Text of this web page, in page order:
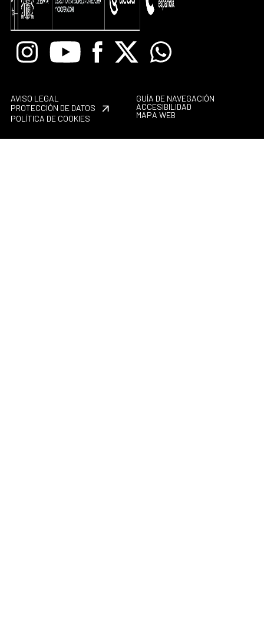
InstagramYoutube Facebook
X Whatsapp
AVISO LEGAL
PROTECCIÓN DE DATOS
POLÍTICA DE COOKIES
GUÍA DE NAVEGACIÓN
ACCESIBILIDAD
MAPA WEB